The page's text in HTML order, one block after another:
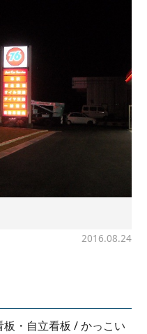
2016.08.24
・自立看板 /かっこい